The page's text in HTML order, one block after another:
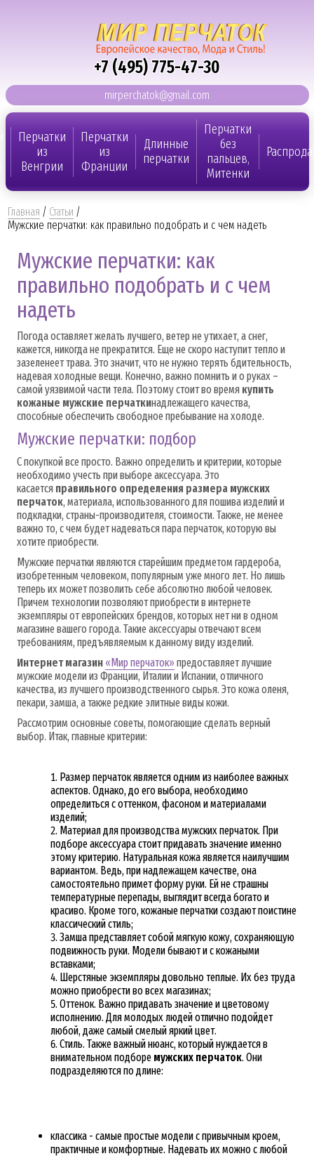
+7 (495) 775-47-30
mirperchatok@gmail.com
Перчатки
из
Венгрии
Перчатки
из
Франции
Длинные
перчатки
Перчатки
без
пальцев,
Митенки
Главная / Статьи /
Мужские перчатки: как правильно подобрать и с чем надеть
Мужские перчатки: как
правильно подобрать и с чем
надеть
Погода оставляет желать лучшего, ветер не утихает, а снег,
кажется, никогда не прекратится. Еще не скоро наступит тепло и
зазеленеет трава. Это значит, что не нужно терять бдительность,
надевая холодные вещи. Конечно, важно помнить и о руках –
самой уязвимой части тела. Поэтому стоит во время купить
кожаные мужские перчаткинадлежащего качества,
способные обеспечить свободное пребывание на холоде.
Мужские перчатки: подбор
С покупкой все просто. Важно определить и критерии, которые
необходимо учесть при выборе аксессуара. Это
касается правильного определения размера мужских
перчаток, материала, использованного для пошива изделий и
подкладки, страны-производителя, стоимости. Также, не менее
важно то, с чем будет надеваться пара перчаток, которую вы
хотите приобрести.
Мужские перчатки являются старейшим предметом гардероба,
изобретенным человеком, популярным уже много лет. Но лишь
теперь их может позволить себе абсолютно любой человек.
Причем технологии позволяют приобрести в интернете
экземпляры от европейских брендов, которых нет ни в одном
магазине вашего города. Такие аксессуары отвечают всем
требованиям, предъявляемым к данному виду изделий.
Интернет магазин «Мир перчаток» предоставляет лучшие
мужские модели из Франции, Италии и Испании, отличного
качества, из лучшего производственного сырья. Это кожа оленя,
пекари, замша, а также редкие элитные виды кожи.
Рассмотрим основные советы, помогающие сделать верный
выбор. Итак, главные критерии:
Размер перчаток является одним из наиболее важных
аспектов. Однако, до его выбора, необходимо
определиться с оттенком, фасоном и материалами
изделий;
Материал для производства мужских перчаток. При
подборе аксессуара стоит придавать значение именно
этому критерию. Натуральная кожа является наилучшим
вариантом. Ведь, при надлежащем качестве, она
самостоятельно примет форму руки. Ей не страшны
температурные перепады, выглядит всегда богато и
красиво. Кроме того, кожаные перчатки создают поистине
классический стиль;
Замша представляет собой мягкую кожу, сохраняющую
подвижность руки. Модели бывают и с кожаными
вставками;
Шерстяные экземпляры довольно теплые. Их без труда
можно приобрести во всех магазинах;
Оттенок. Важно придавать значение и цветовому
исполнению. Для молодых людей отлично подойдет
любой, даже самый смелый яркий цвет.
Стиль. Также важный нюанс, который нуждается в
внимательном подборе мужских перчаток. Они
подразделяются по длине:
классика - самые простые модели с привычным кроем,
практичные и комфортные. Надевать их можно с любой